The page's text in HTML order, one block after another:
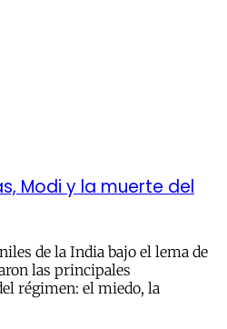
Modi y la muerte del
de la India bajo el lema de
las principales
régimen: el miedo, la